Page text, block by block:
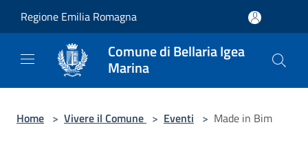
Regione Emilia Romagna
Comune di Bellaria Igea
Marina
Home > Vivere il Comune > Eventi > Made in Bim